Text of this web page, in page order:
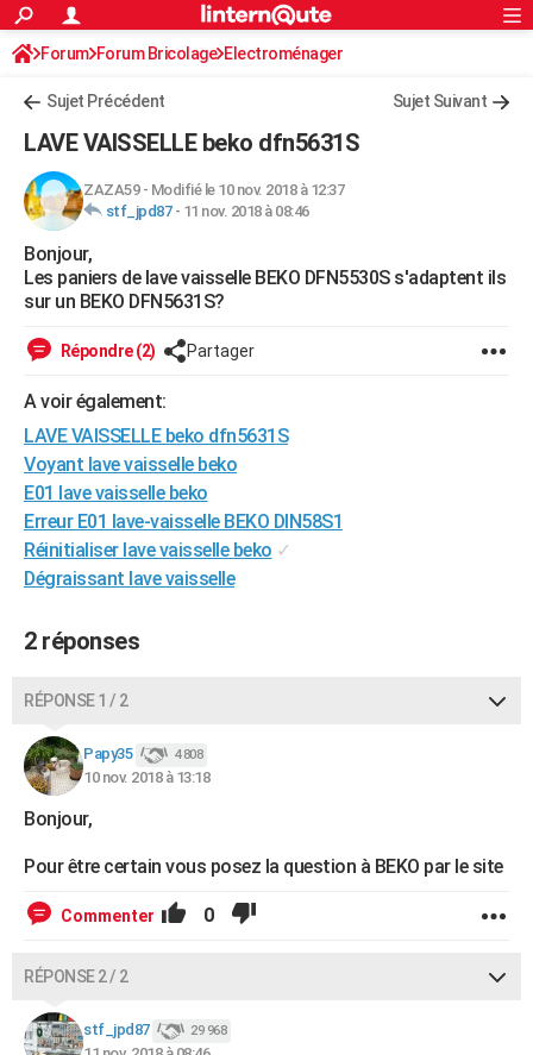
ACTUALITÉS
Politique
Société
Faits Divers
Education
Monde
Villes
+
FINANCE
Retraite
Impôts
Epargne
Immobilier
Risques naturels par ville
Banque
Assurance
Crédit
AUTO
Essais
Réserver un essai
Citadines
Berlines
SUV
Forum auto
+HIGH-TECH
Mobiles
Meilleur smartphone
Internet
Ordinateurs
Jeux vidéo
Guide high-tech
+
Forum
Aménagement intérieur
Extérieur
Cuisine
Salle de bains
Jardinage
Rangement
WEEK-END
Guides de France
Escapades
Patrimoine
Expositions
Musées
Week-end nature
+LIFESTYLE
Art de vivre
Bien-être
Loisirs
Mode
Modes de vie
SANTE
Alimentation
Guide de la santé
Maladies
Médicaments
Sommeil
VOYAGE
Destinations
City break
Voyage nature
Voyage de noces
Forum
Climat
+PHOTO
BONS PLANS
CARTE DE VOEUX
Carte de Noël
Carte Bonne année
Carte Saint-Valentin
Carte Pâques
Carte d'anniversaire
DICTIONNAIRE
Dictionnaire
Biographies
Citations
Expressions
Proverbes
AVIS DE DÉCÈS
S'inscrire
Connexion
Forum Forum Bricolage Electroménager
Sujet Précédent Sujet Suivant
LAVE VAISSELLE beko dfn5631S
ZAZA59- Modifié le 10 nov. 2018 à 12:37
stf_jpd87- 11 nov. 2018 à 08:46
Bonjour,
Les paniers de lave vaisselle BEKO DFN5530S s'adaptent ils
sur un BEKO DFN5631S?
Répondre (2) Partager
A voir également:
LAVE VAISSELLE beko dfn5631S
Voyant lave vaisselle beko
E01 lave vaisselle beko
Erreur E01 lave-vaisselle BEKO DIN58S1
Réinitialiser lave vaisselle beko ✓
Dégraissant lave vaisselle
2 réponses
RÉPONSE 1 / 2
Papy35 4 808
10 nov. 2018 à 13:18
Bonjour,
Pour être certain vous posez la question à BEKO par le site
Commenter 0
RÉPONSE 2 / 2
stf_jpd87 29 968